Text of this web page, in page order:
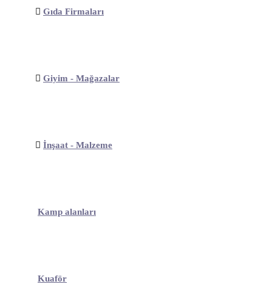
Gıda Firmaları
Giyim - Mağazalar
İnşaat - Malzeme
Kamp alanları
Kuaför